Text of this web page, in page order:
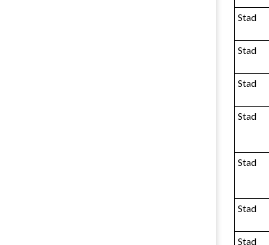
Stad
Stad
Stad
Stad
Stad
Stad
Stad